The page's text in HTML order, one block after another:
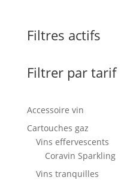
Filtres actifs
Filtrer par tarif
Accessoire vin
Cartouches gaz
Vins effervescents
Coravin Sparkling
Vins tranquilles